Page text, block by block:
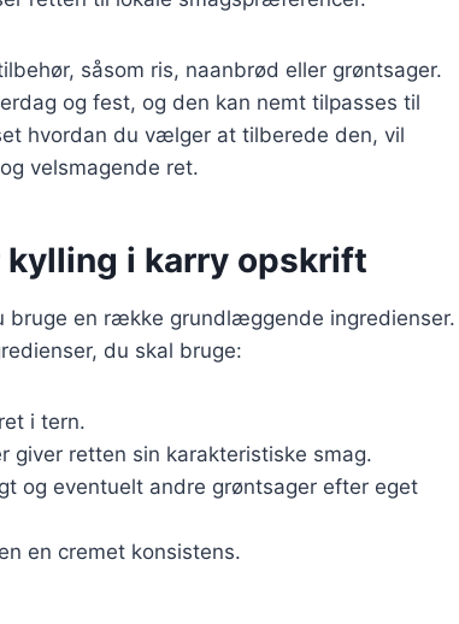
såsom ris, naanbrød eller grøntsager.
og fest, og den kan nemt tilpasses til
hvordan du vælger at tilberede den, vil
velsmagende ret.
i karry opskrift
bruge en række grundlæggende ingredienser.
du skal bruge:
i tern.
giver retten sin karakteristiske smag.
og eventuelt andre grøntsager efter eget
en cremet konsistens.